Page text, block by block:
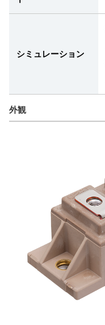
シミュレーション
外観